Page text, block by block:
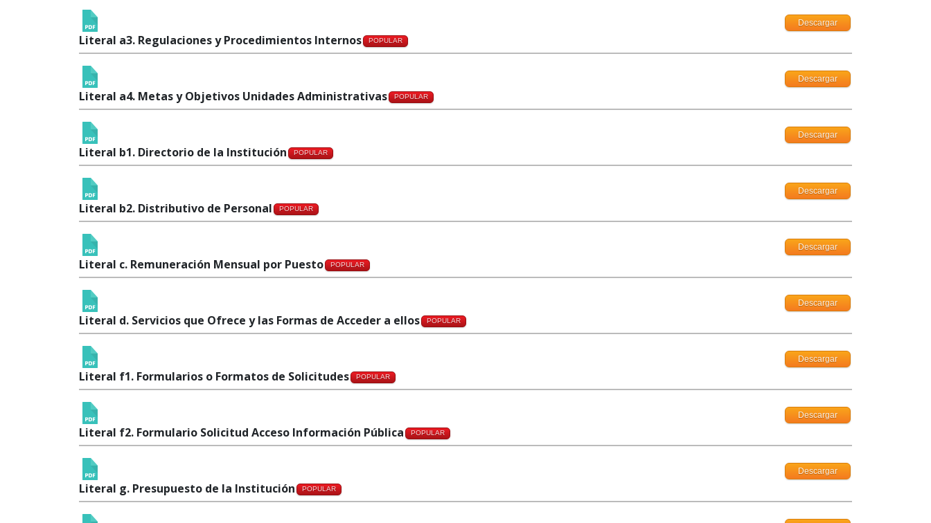
Literal a3. Regulaciones y Procedimientos Internos POPULAR
Descargar
Literal a4. Metas y Objetivos Unidades Administrativas POPULAR
Descargar
Literal b1. Directorio de la Institución POPULAR
Descargar
Literal b2. Distributivo de Personal POPULAR
Descargar
Literal c. Remuneración Mensual por Puesto POPULAR
Descargar
Literal d. Servicios que Ofrece y las Formas de Acceder a ellos POPULAR
Descargar
Literal f1. Formularios o Formatos de Solicitudes POPULAR
Descargar
Literal f2. Formulario Solicitud Acceso Información Pública POPULAR
Descargar
Literal g. Presupuesto de la Institución POPULAR
Descargar